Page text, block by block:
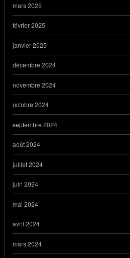
mars 2025
février 2025
janvier 2025
décembre 2024
novembre 2024
octobre 2024
septembre 2024
août 2024
juillet 2024
juin 2024
mai 2024
avril 2024
mars 2024